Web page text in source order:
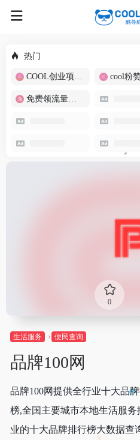
热门
COOL创业项目商城
免费领流量卡-包邮
0
生活服务 便民查询
品牌100网
品牌100网提供全行业十大品
榜,全国主要城市本地生活服
业的十大品牌排行榜大数据查